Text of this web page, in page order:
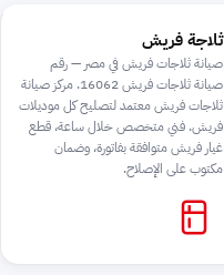
ثلاجة فريش
صيانة ثلاجات فريش في مصر — رقم
صيانة ثلاجات فريش 16062. مركز صيانة
ثلاجات فريش معتمد لتصليح كل موديلات
فريش. فني متخصص خلال ساعة، قطع
غيار فريش متوافقة بفاتورة، وضمان
مكتوب على الإصلاح.